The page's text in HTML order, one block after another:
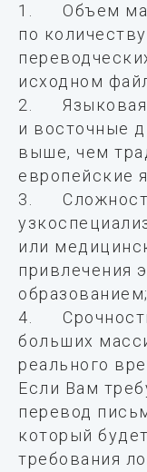
1. Объем
по
исходном
2. Языковая
и восточные
выше, чем
европейские
3.
или
привлечения
образованием;
4.
больших
реального
Если Вам
перевод
который
требования